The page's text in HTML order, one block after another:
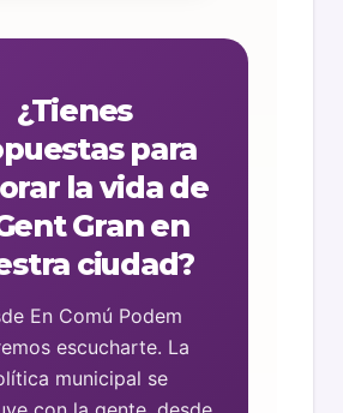
¿Tienes
para
la vida de
Gran en
ciudad?
En Comú Podem
escucharte. La
municipal se